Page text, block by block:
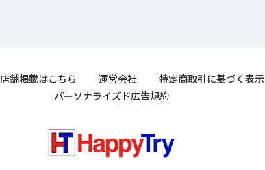
店舗掲載はこちら 運営会社
特定商取引に基づく表示
パーソナライズド広告規約